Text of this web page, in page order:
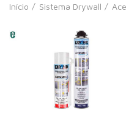
Início Sistema Drywall